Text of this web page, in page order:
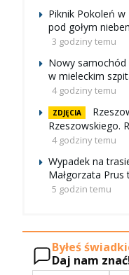
Piknik Pokoleń
pod gołym
3 godziny temu
Nowy
w mieleckim
4 godziny temu
ZDJĘCIA
Rzeszowskiego.
4 godziny temu
Wypadek na
Małgorzata Prus
5 godzin temu
Byłeś
Daj nam